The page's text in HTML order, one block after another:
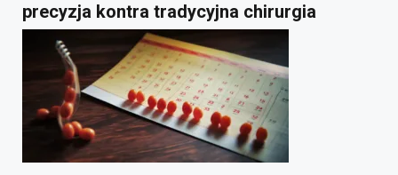
precyzja kontra tradycyjna chirurgia